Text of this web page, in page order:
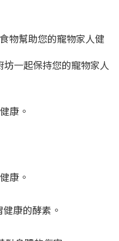
物幫助您的寵物家人健
一起保持您的寵物家人
康。
康。
康的酵素。